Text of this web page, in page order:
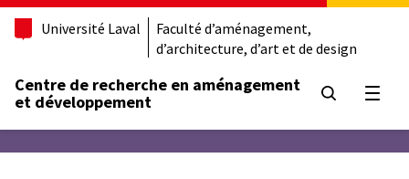
Université Laval
Faculté d’aménagement,
d’architecture, d’art et de design
Centre de recherche en aménagement
et développement